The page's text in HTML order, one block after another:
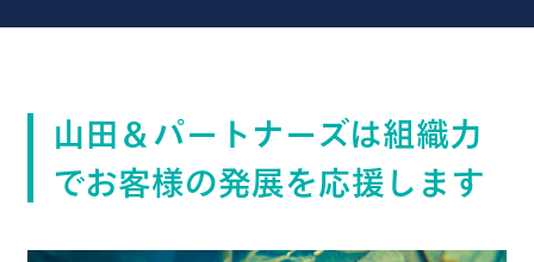
山田＆パートナーズは組織力
でお客様の発展を応援します